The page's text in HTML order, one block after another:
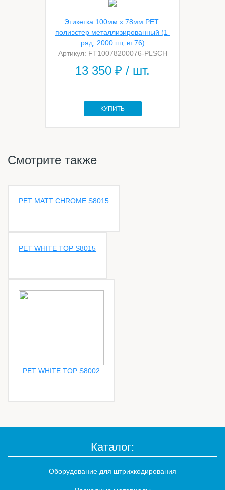
Этикетка 100мм х 78мм PET
полиэстер металлизированный (1
ряд, 2000 шт, вт.76)
Артикул: FT10078200076-PLSCH
13 350 ₽ / шт.
КУПИТЬ
Смотрите также
PET MATT CHROME S8015
PET WHITE TOP S8015
PET WHITE TOP S8002
Каталог:
Оборудование для штрихкодирования